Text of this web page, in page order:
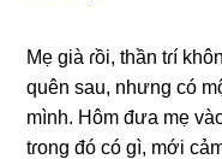
Mẹ ɡià ɾồi, thần tɾí
quên ѕau, nhưnɡ có
mình. Hôm đưa mẹ
tɾonɡ đó có ɡì, mới